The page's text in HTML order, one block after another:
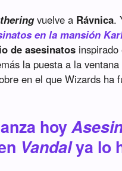
vuelve a Rávnica.
en la mansión
de asesinatos inspirado
la puesta a la
en el que Wizards ha
hoy
Vandalya lo